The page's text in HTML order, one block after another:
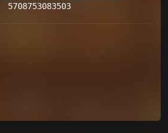
5708753083503